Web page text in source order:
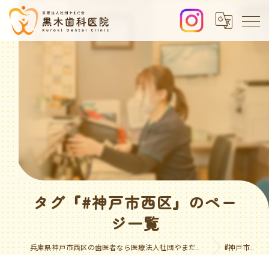
兵庫県神戸市西区の歯医者なら医療法人社団やまだ会 黒木歯科医院 #神戸市西区
タグ『#神戸市西区』のペー
ジ一覧